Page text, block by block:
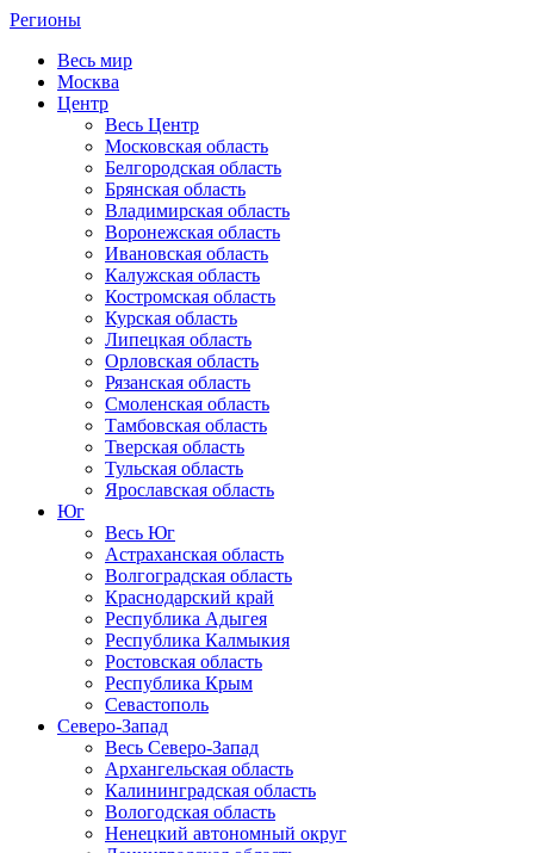
Регионы
Весь мир
Москва
Центр
Весь Центр
Московская область
Белгородская область
Брянская область
Владимирская область
Воронежская область
Ивановская область
Калужская область
Костромская область
Курская область
Липецкая область
Орловская область
Рязанская область
Смоленская область
Тамбовская область
Тверская область
Тульская область
Ярославская область
Юг
Весь Юг
Астраханская область
Волгоградская область
Краснодарский край
Республика Адыгея
Республика Калмыкия
Ростовская область
Республика Крым
Севастополь
Северо-Запад
Весь Северо-Запад
Архангельская область
Калининградская область
Вологодская область
Ненецкий автономный округ